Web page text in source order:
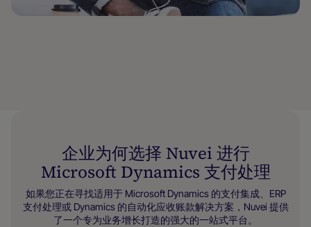
企业为何选择 Nuvei 进行
Microsoft Dynamics 支付处理
如果您正在寻找适用于 Microsoft Dynamics 的支付集成、ERP
支付处理或 Dynamics 的自动化应收账款解决方案，Nuvei 提供
了一个专为业务增长打造的强大的一站式平台。